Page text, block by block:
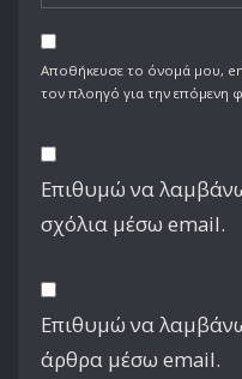
Αποθήκευσε το όνομά μου,
τον πλοηγό για την επόμενη
Επιθυμώ να λαμβάνω
σχόλια μέσω email.
Επιθυμώ να λαμβάνω
άρθρα μέσω email.